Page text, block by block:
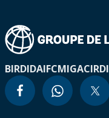
BIRDIDAIFCMIGACIRDI